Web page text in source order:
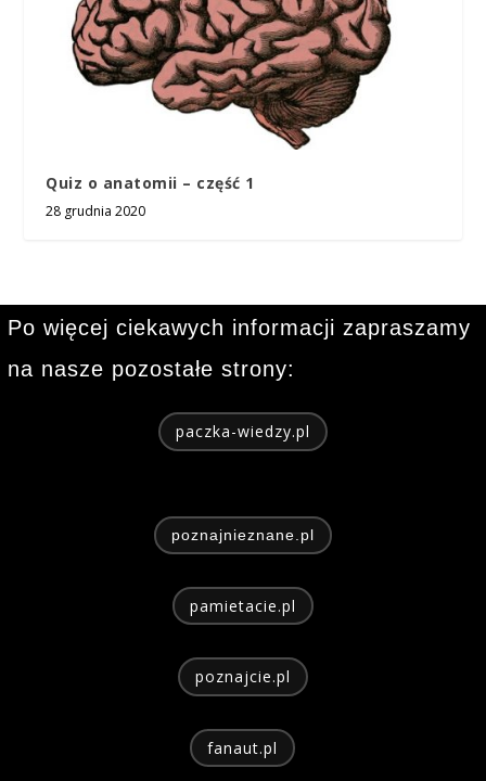
Quiz o anatomii – część 1
28 grudnia 2020
Po więcej ciekawych informacji zapraszamy
na nasze pozostałe strony:
paczka-wiedzy.pl
poznajnieznane.pl
pamietacie.pl
poznajcie.pl
fanaut.pl